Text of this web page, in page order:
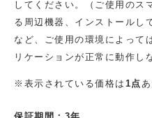
してください。（ご使用のス
る周辺機器、インストールし
など、ご使用の環境によって
リケーションが正常に動作し
※表示されている価格は 1点